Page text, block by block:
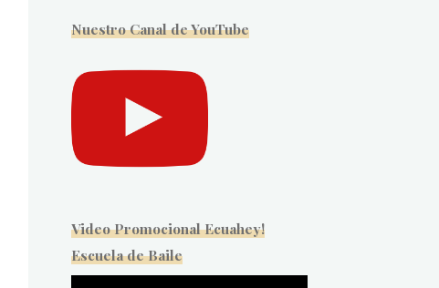
Nuestro Canal de YouTube
Video Promocional Ecuahey!
Escuela de Baile